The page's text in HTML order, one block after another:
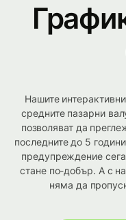
Нашите
средните пазарни
позволяват да
последните до 5
предупреждение
стане по-добър. А с
няма да